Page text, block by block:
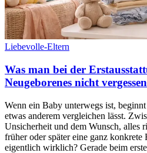
Liebevolle-Eltern
Was man bei der
Neugeborenes nicht
Wenn ein Baby unterwegs ist,
etwas anderem vergleichen lässt.
Unsicherheit und dem Wunsch, alles
früher oder später eine ganz
eigentlich wirklich? Gerade beim